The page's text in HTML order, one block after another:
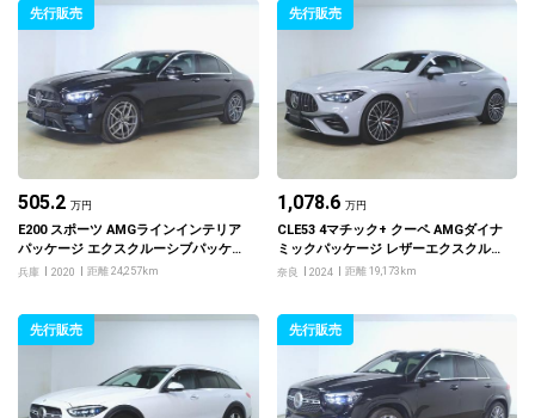
サウンドシステム E-ACTIV BODY CO
NTROL
先行販売
505.2 万円
E200 スポーツ AMGラインインテリア
パッケージ エクスクルーシブパッケー
ジ
兵庫 2020 距離 24,257km
先行販売
1,078.6 万円
CLE53 4マチック+ クーペ AMGダイナ
ミックパッケージ レザーエクスクルー
シブパッケージ
奈良 2024 距離 19,173km
先行販売 先行販売